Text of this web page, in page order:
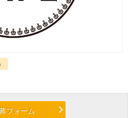
フォーム